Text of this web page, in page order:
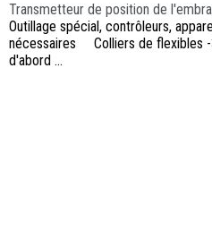
Transmetteur de position de
Outillage spécial, contrôleurs,
nécessaires Colliers de flexibles
d'abord ...